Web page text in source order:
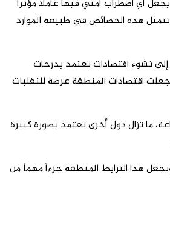
يجعل أي اضطراب أمني فيها عاملاً مؤثراً
هذه الخصائص في طبيعة الموارد
إلى نشوء اقتصادات تعتمد بدرجات
جعلت اقتصادات المنطقة عرضة للتقلبات
ما تزال دول أخرى تعتمد بصورة كبيرة
هذا الترابط المنطقة جزءاً مهماً من